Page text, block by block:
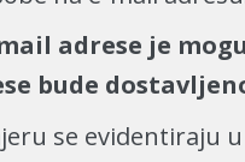
adrese je
bude
se evidentiraju